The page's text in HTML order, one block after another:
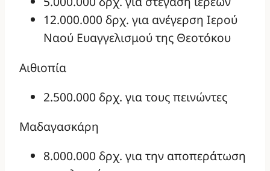
12.000.000 δρχ. για ανέγερση Ιερού
Ναού Ευαγγελισμού της Θεοτόκου
Αιθιοπία
2.500.000 δρχ. για τους πεινώντες
Μαδαγασκάρη
8.000.000 δρχ. για την αποπεράτωση